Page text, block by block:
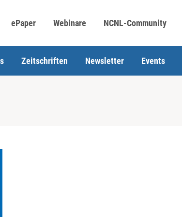
ePaper Webinare NCNL-Community
Zeitschriften Newsletter Events